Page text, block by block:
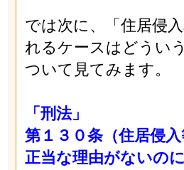
では次に、「住居侵
れるケースはどうい
ついて見てみます。
「刑法」
第１３０条（住居侵入
正当な理由がないの